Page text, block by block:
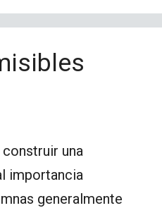
una
importancia
generalmente